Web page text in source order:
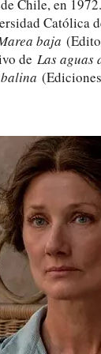
Chile, en
Católica
baja
de Las aguas